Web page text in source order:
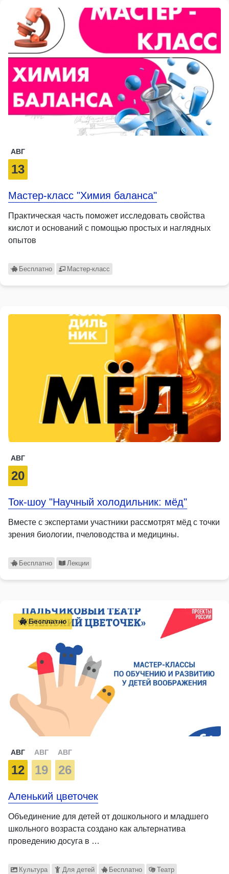
АВГ
13
Мастер-класс "Химия баланса"
Практическая часть поможет исследовать свойства
кислот и оснований с помощью простых и наглядных
опытов
Бесплатно Мастер-класс
АВГ
20
Ток-шоу "Научный холодильник: мёд"
Вместе с экспертами участники рассмотрят мёд с точки
зрения биологии, пчеловодства и медицины.
Бесплатно Лекции
Бесплатно
АВГ
12
АВГ
19
АВГ
26
Аленький цветочек
Объединение для детей от дошкольного и младшего
школьного возраста создано как альтернатива
проведению досуга в …
Культура Для детей Бесплатно Театр